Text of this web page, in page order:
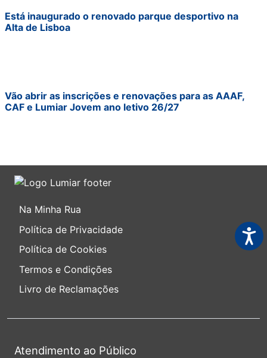
Está inaugurado o renovado parque desportivo na
Alta de Lisboa
Vão abrir as inscrições e renovações para as AAAF,
CAF e Lumiar Jovem ano letivo 26/27
Na Minha Rua
Política de Privacidade
Política de Cookies
Termos e Condições
Livro de Reclamações
Atendimento ao Público